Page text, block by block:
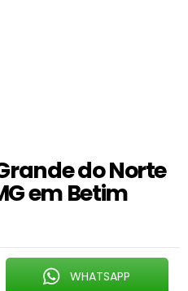
do Norte
em Betim
WHATSAPP